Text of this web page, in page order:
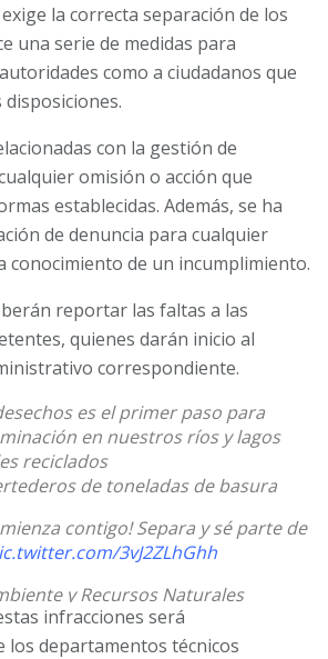
la correcta separación de los
una serie de medidas para
como a ciudadanos que
con la gestión de
omisión o acción que
establecidas. Además, se ha
de denuncia para cualquier
conocimiento de un incumplimiento.
reportar las faltas a las
quienes darán inicio al
correspondiente.
es el primer paso para
en nuestros ríos y lagos
reciclados
de toneladas de basura
contigo! Separa y sé parte de
3vJ2ZLhGhh
y Recursos Naturales
8, 2025
infracciones será
los departamentos técnicos